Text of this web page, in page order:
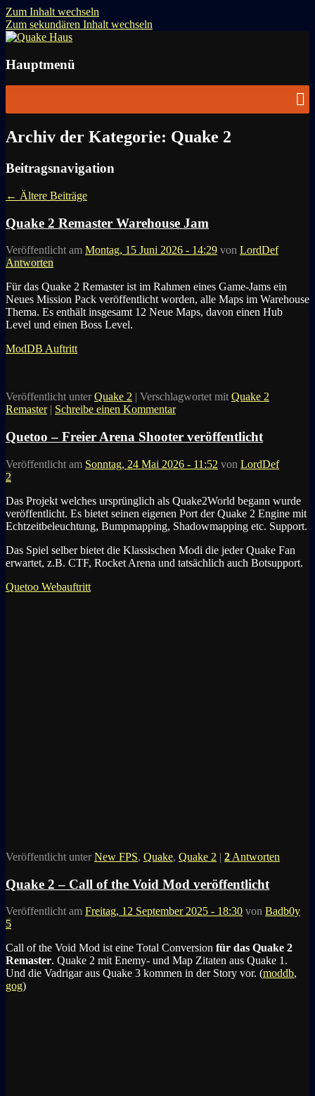
Zum Inhalt wechseln
Zum sekundären Inhalt wechseln
Quake Haus
Hauptmenü
Archiv der Kategorie: Quake 2
Beitragsnavigation
← Ältere Beiträge
Quake 2 Remaster Warehouse Jam
Veröffentlicht am Montag, 15 Juni 2026 - 14:29 von LordDef
Antworten
Für das Quake 2 Remaster ist im Rahmen eines Game-Jams ein
Neues Mission Pack veröffentlicht worden, alle Maps im Warehouse
Thema. Es enthält insgesamt 12 Neue Maps, davon einen Hub
Level und einen Boss Level.
ModDB Auftritt
Veröffentlicht unter Quake 2 | Verschlagwortet mit Quake 2
Remaster | Schreibe einen Kommentar
Quetoo – Freier Arena Shooter veröffentlicht
Veröffentlicht am Sonntag, 24 Mai 2026 - 11:52 von LordDef
2
Das Projekt welches ursprünglich als Quake2World begann wurde
veröffentlicht. Es bietet seinen eigenen Port der Quake 2 Engine mit
Echtzeitbeleuchtung, Bumpmapping, Shadowmapping etc. Support.
Das Spiel selber bietet die Klassischen Modi die jeder Quake Fan
erwartet, z.B. CTF, Rocket Arena und tatsächlich auch Botsupport.
Quetoo Webauftritt
Veröffentlicht unter New FPS, Quake, Quake 2 | 2 Antworten
Quake 2 – Call of the Void Mod veröffentlicht
Veröffentlicht am Freitag, 12 September 2025 - 18:30 von Badb0y
5
Call of the Void Mod ist eine Total Conversion für das Quake 2
Remaster. Quake 2 mit Enemy- und Map Zitaten aus Quake 1.
Und die Vadrigar aus Quake 3 kommen in der Story vor. (moddb,
gog)